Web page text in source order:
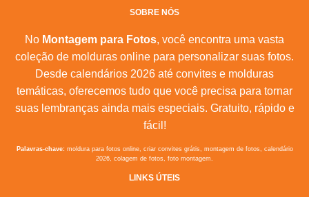
SOBRE NÓS
No Montagem para Fotos, você encontra uma vasta
coleção de molduras online para personalizar suas fotos.
Desde calendários 2026 até convites e molduras
temáticas, oferecemos tudo que você precisa para tornar
suas lembranças ainda mais especiais. Gratuito, rápido e
fácil!
Palavras-chave:moldura para fotos online, criar convites grátis, montagem de fotos, calendário
2026, colagem de fotos, foto montagem.
LINKS ÚTEIS